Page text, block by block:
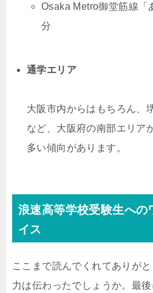
Osaka Metro御堂筋線「
分
通学エリア
大阪市内からはもちろん、
など、大阪府の南部エリア
多い傾向があります。
浪速高等学校受験生への
イス
ここまで読んでくれてありが
力は伝わったでしょうか。最